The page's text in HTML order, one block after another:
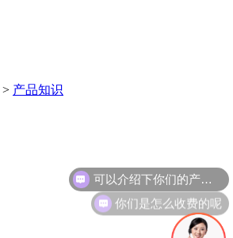
> 产品知识
可以介绍下你们的产品么
你们是怎么收费的呢